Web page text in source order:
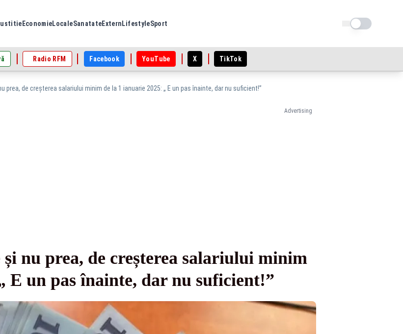
EconomieLocaleSanatateExtern LifestyleSport Schimba tema
Radio RFM Facebook YouTube X TikTok
prea, de creșterea salariului minim de la 1 ianuarie 2025: „ E un pas înainte, dar nu suficient!”
Advertising
nu prea, de creșterea salariului minim
E un pas înainte, dar nu suficient!”